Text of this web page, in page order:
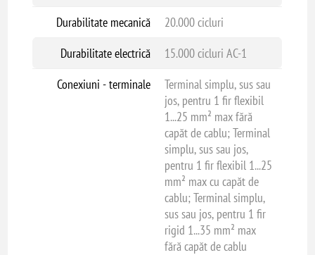
Durabilitate mecanică
20.000 cicluri
Durabilitate electrică
15.000 cicluri AC-1
Conexiuni - terminale
Terminal simplu, sus sau
jos, pentru 1 fir flexibil
1...25 mm² max fără
capăt de cablu; Terminal
simplu, sus sau jos,
pentru 1 fir flexibil 1...25
mm² max cu capăt de
cablu; Terminal simplu,
sus sau jos, pentru 1 fir
rigid 1...35 mm² max
fără capăt de cablu